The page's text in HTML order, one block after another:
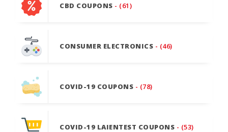
CBD COUPONS - (61)
CONSUMER ELECTRONICS - (46)
COVID-19 COUPONS - (78)
COVID-19 LAIENTEST COUPONS - (53)